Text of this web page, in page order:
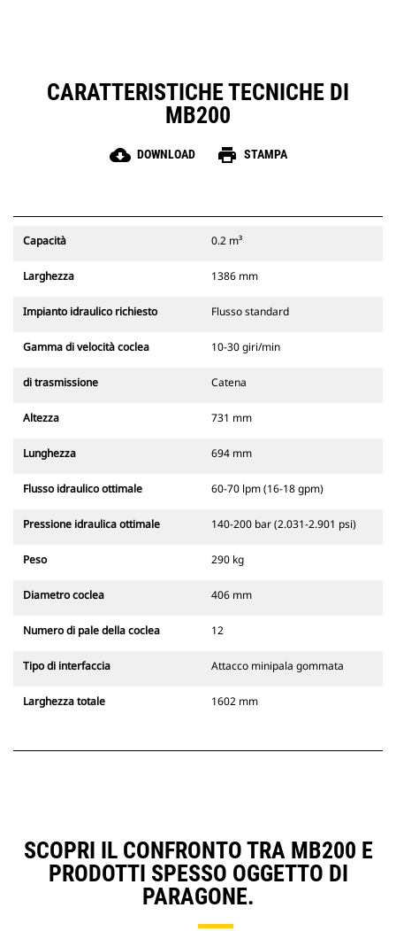
CARATTERISTICHE TECNICHE DI
MB200
cloud_download DOWNLOAD print STAMPA
Capacità 0.2 m³
Larghezza 1386 mm
Impianto idraulico richiesto Flusso standard
Gamma di velocità coclea 10-30 giri/min
di trasmissione Catena
Altezza 731 mm
Lunghezza 694 mm
Flusso idraulico ottimale 60-70 lpm (16-18 gpm)
Pressione idraulica ottimale 140-200 bar (2.031-2.901 psi)
Peso 290 kg
Diametro coclea 406 mm
Numero di pale della coclea 12
Tipo di interfaccia Attacco minipala gommata
Larghezza totale 1602 mm
SCOPRI IL CONFRONTO TRA MB200 E
PRODOTTI SPESSO OGGETTO DI
PARAGONE.